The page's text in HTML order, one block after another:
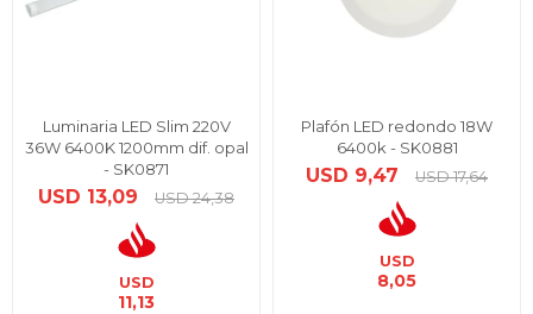
Luminaria LED Slim 220V
36W 6400K 1200mm dif. opal
- SK0871
USD 13,09 USD 24,38
USD
11,13
Plafón LED redondo 18W
6400k - SK0881
USD 9,47 USD 17,64
USD
8,05